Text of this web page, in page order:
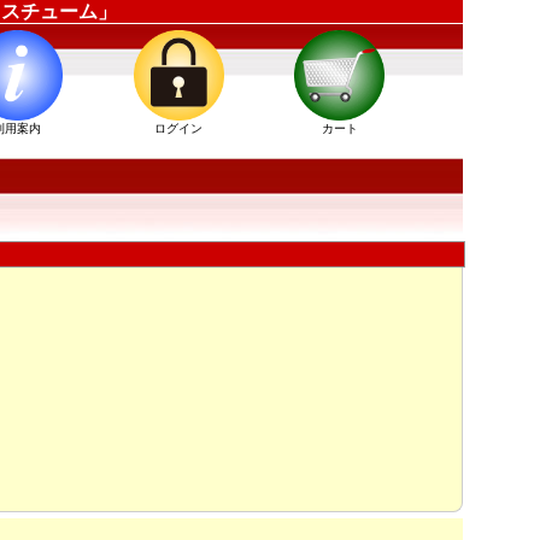
チューム」
用案内 ログイン カート